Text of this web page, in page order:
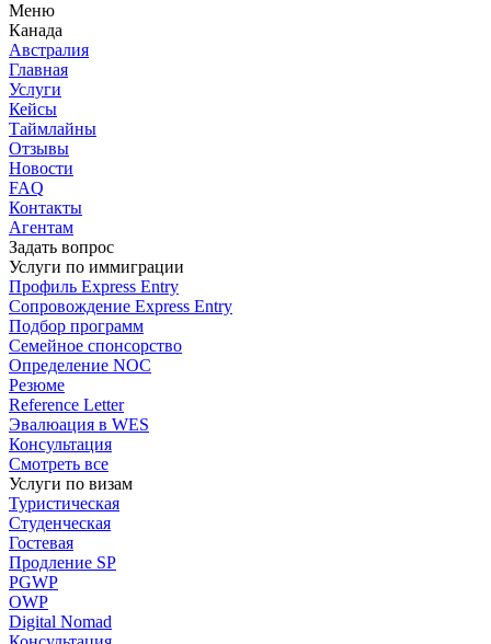
Меню
Канада
Австралия
Главная
Услуги
Кейсы
Таймлайны
Отзывы
Новости
FAQ
Контакты
Агентам
Задать вопрос
Услуги по иммиграции
Профиль Express Entry
Сопровождение Express Entry
Подбор программ
Семейное спонсорство
Определение NOC
Резюме
Reference Letter
Эвалюация в WES
Консультация
Смотреть все
Услуги по визам
Туристическая
Студенческая
Гостевая
Продление SP
PGWP
OWP
Digital Nomad